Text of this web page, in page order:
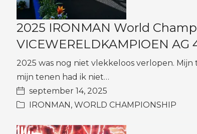
2025 IRONMAN World
VICEWERELDKAMPIOEN AG
2025 was nog niet vlekkeloos verlopen.
mijn tenen had ik niet…
september 14, 2025
IRONMAN, WORLD CHAMPIONSHIP